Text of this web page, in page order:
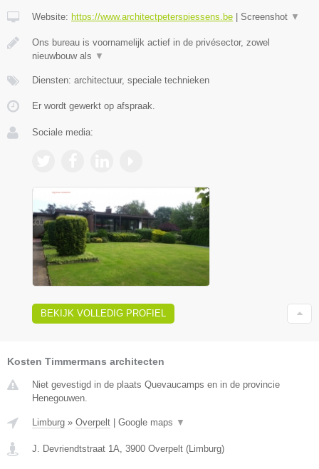
Website: https://www.architectpeterspiessens.be | Screenshot ▼
Ons bureau is voornamelijk actief in de privésector, zowel
nieuwbouw als ▼
Diensten: architectuur, speciale technieken
Er wordt gewerkt op afspraak.
Sociale media:
BEKIJK VOLLEDIG PROFIEL
Kosten Timmermans architecten
Niet gevestigd in de plaats Quevaucamps en in de provincie
Henegouwen.
Limburg » Overpelt Google maps ▼
J. Devriendtstraat 1A, 3900 Overpelt (Limburg)